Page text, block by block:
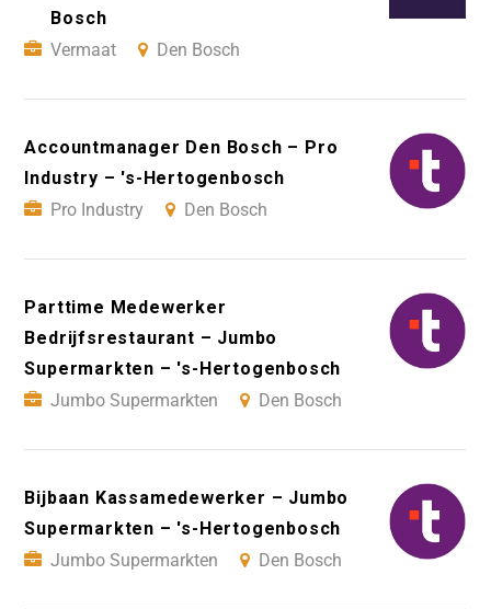
Bosch
Vermaat
Den Bosch
Accountmanager Den Bosch – Pro
Industry – 's-Hertogenbosch
Pro Industry
Den Bosch
Parttime Medewerker
Bedrijfsrestaurant – Jumbo
Supermarkten – 's-Hertogenbosch
Jumbo Supermarkten
Den Bosch
Bijbaan Kassamedewerker – Jumbo
Supermarkten – 's-Hertogenbosch
Jumbo Supermarkten
Den Bosch